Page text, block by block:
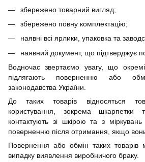
збережено товарний вигляд;
збережено повну комплектацію;
наявні всі ярлики, упаковка та
наявний документ, що підтверджує
Водночас звертаємо увагу, що окремі
підлягають поверненню або
законодавства України.
До таких товарів відносяться
користування, зокрема шкарпетки
контактують зі шкірою та з міркувань
поверненню після отримання, якщо
Повернення або обмін таких
випадку виявлення виробничого браку.